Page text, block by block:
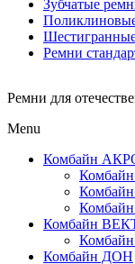
Зубчатые
Ремни
Ремни для
Menu
Комбайн
Комбайн
Комбайн
Комбайн ДОН